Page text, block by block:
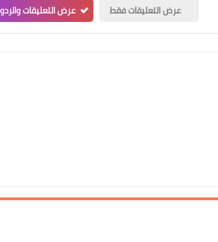
عرض التعليقات فقط عرض التعليقات